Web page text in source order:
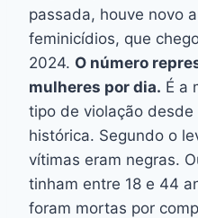
passada, houve novo
feminicídios, que
2024. O número
mulheres por dia. É a
tipo de violação desde
histórica. Segundo o
vítimas eram negras.
tinham entre 18 e 44
foram mortas por